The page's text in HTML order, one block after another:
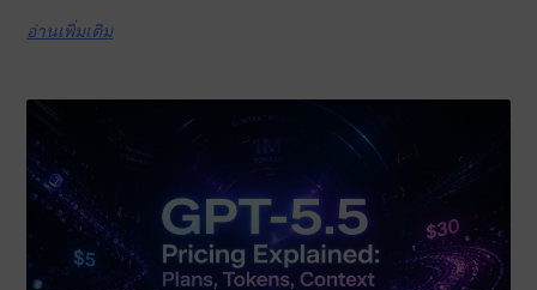
อ่านเพิ่มเติม